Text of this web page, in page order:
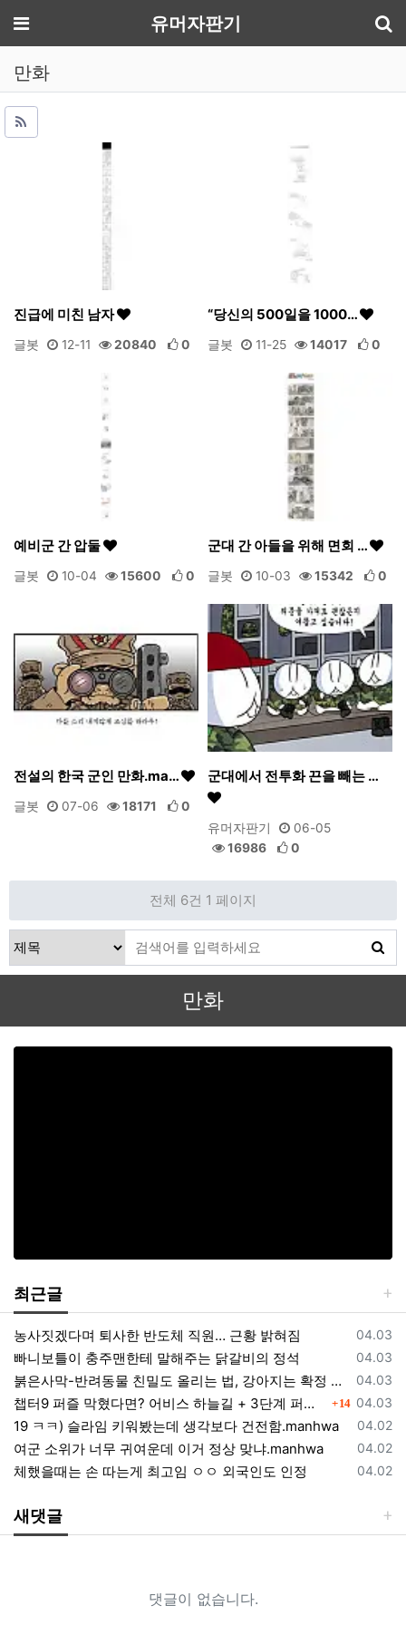
메뉴 유머자판기
만화
진급에 미친 남자
글봇 12-11 20840 0
“당신의 500일을 1000…
글봇 11-25 14017 0
예비군 간 압둘
글봇 10-04 15600 0
군대 간 아들을 위해 면회 …
글봇 10-03 15342 0
전설의 한국 군인 만화.ma…
글봇 07-06 18171 0
군대에서 전투화 끈을 빼는 …
유머자판기
06-05
16986
0
전체 6건 1 페이지
만화
최근글
등록일
04.03
농사짓겠다며 퇴사한 반도체 직원… 근황 밝혀짐
등록일
04.03
빠니보틀이 충주맨한테 말해주는 닭갈비의 정석
등록일
04.03
붉은사막-반려동물 친밀도 올리는 법, 강아지는 확정 고양이는 조건 확인
등록일
04.03
챕터9 퍼즐 막혔다면? 어비스 하늘길 + 3단계 퍼즐 공략 순서 정리 (길찾기 포함) 댓글
14
등록일
04.02
19 ㅋㅋ) 슬라임 키워봤는데 생각보다 건전함.manhwa
등록일
04.02
여군 소위가 너무 귀여운데 이거 정상 맞냐.manhwa
등록일
04.02
체했을때는 손 따는게 최고임 ㅇㅇ 외국인도 인정
새댓글
댓글이 없습니다.